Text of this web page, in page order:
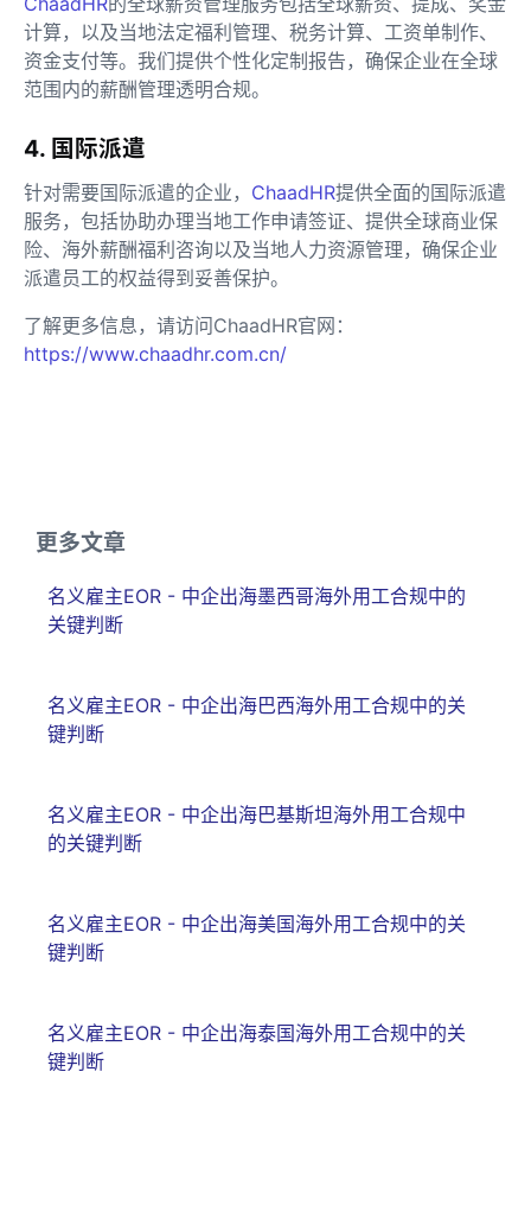
计算，以及当地法定福利管理、税务计算、工资单制作、
资金支付等。我们提供个性化定制报告，确保企业在全球
范围内的薪酬管理透明合规。
4. 国际派遣
针对需要国际派遣的企业， ChaadHR提供全面的国际派遣
服务，包括协助办理当地工作申请签证、提供全球商业保
险、海外薪酬福利咨询以及当地人力资源管理，确保企业
派遣员工的权益得到妥善保护。
了解更多信息，请访问ChaadHR官网：
https://www.chaadhr.com.cn/
更多文章
名义雇主EOR - 中企出海墨西哥海外用工合规中的
关键判断
名义雇主EOR - 中企出海巴西海外用工合规中的关
键判断
名义雇主EOR - 中企出海巴基斯坦海外用工合规中
的关键判断
名义雇主EOR - 中企出海美国海外用工合规中的关
键判断
名义雇主EOR - 中企出海泰国海外用工合规中的关
键判断